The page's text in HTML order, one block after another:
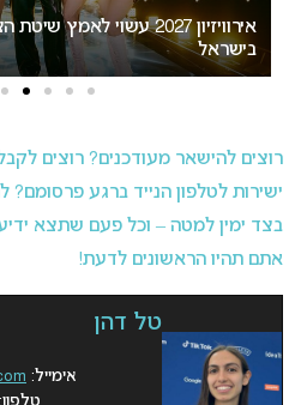
אירוויזיון 2027 עשוי
בישראל
רוצים להישאר מעודכנים? רוצים
ישירות לטלפון הנייד ברגע
בצד ימין למטה – וכל פעם שתצא
אתם תהיו הראשונים לדעת!
טל דהן
אימייל: